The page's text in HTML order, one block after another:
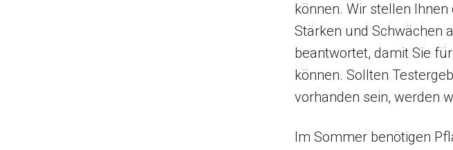
können. Wir stellen
Stärken und Schwächen
beantwortet, damit Sie
können. Sollten
vorhanden sein, werden
Im Sommer benötigen